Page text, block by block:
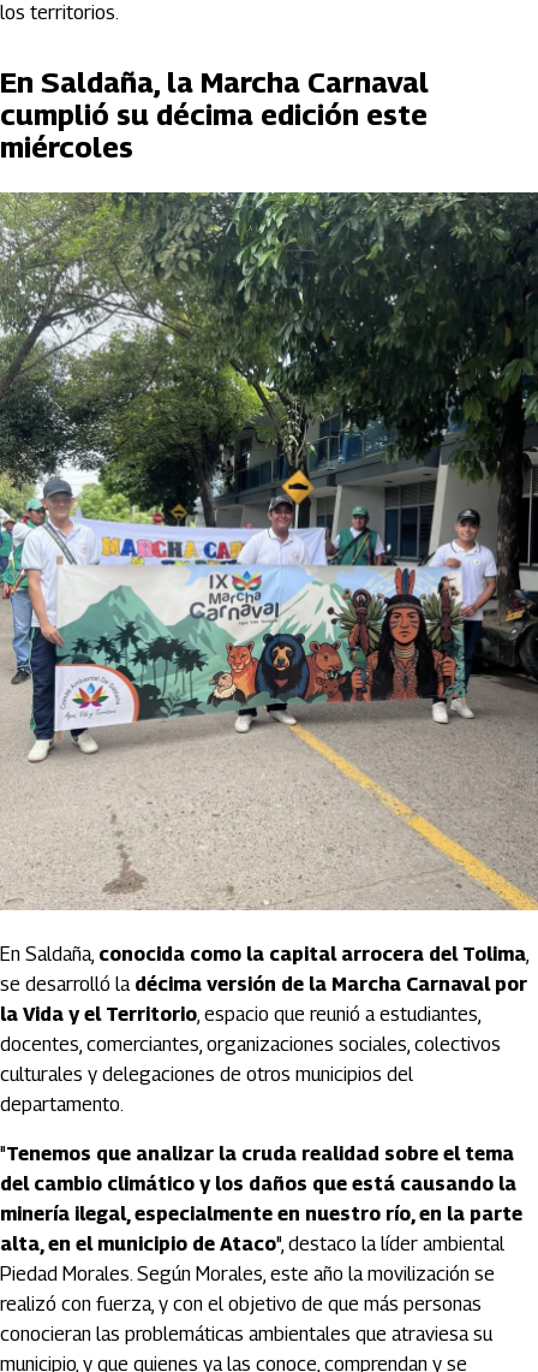
los territorios.
En Saldaña, la Marcha Carnaval
cumplió su décima edición este
miércoles
En Saldaña, conocida como la capital arrocera del Tolima,
se desarrolló ladécima versión de la Marcha Carnaval por
la Vida y el Territorio, espacio que reunió a estudiantes,
docentes, comerciantes, organizaciones sociales, colectivos
culturales y delegaciones de otros municipios del
departamento.
"Tenemos que analizar la cruda realidad sobre el tema
del cambio climático y los daños que está causando la
minería ilegal, especialmente en nuestro río, en la parte
alta, en el municipio de Ataco", destaco la líder ambiental
Piedad Morales. Según Morales, este año la movilización se
realizó con fuerza, y con el objetivo de que más personas
conocieran las problemáticas ambientales que atraviesa su
municipio, y que quienes ya las conoce, comprendan y se